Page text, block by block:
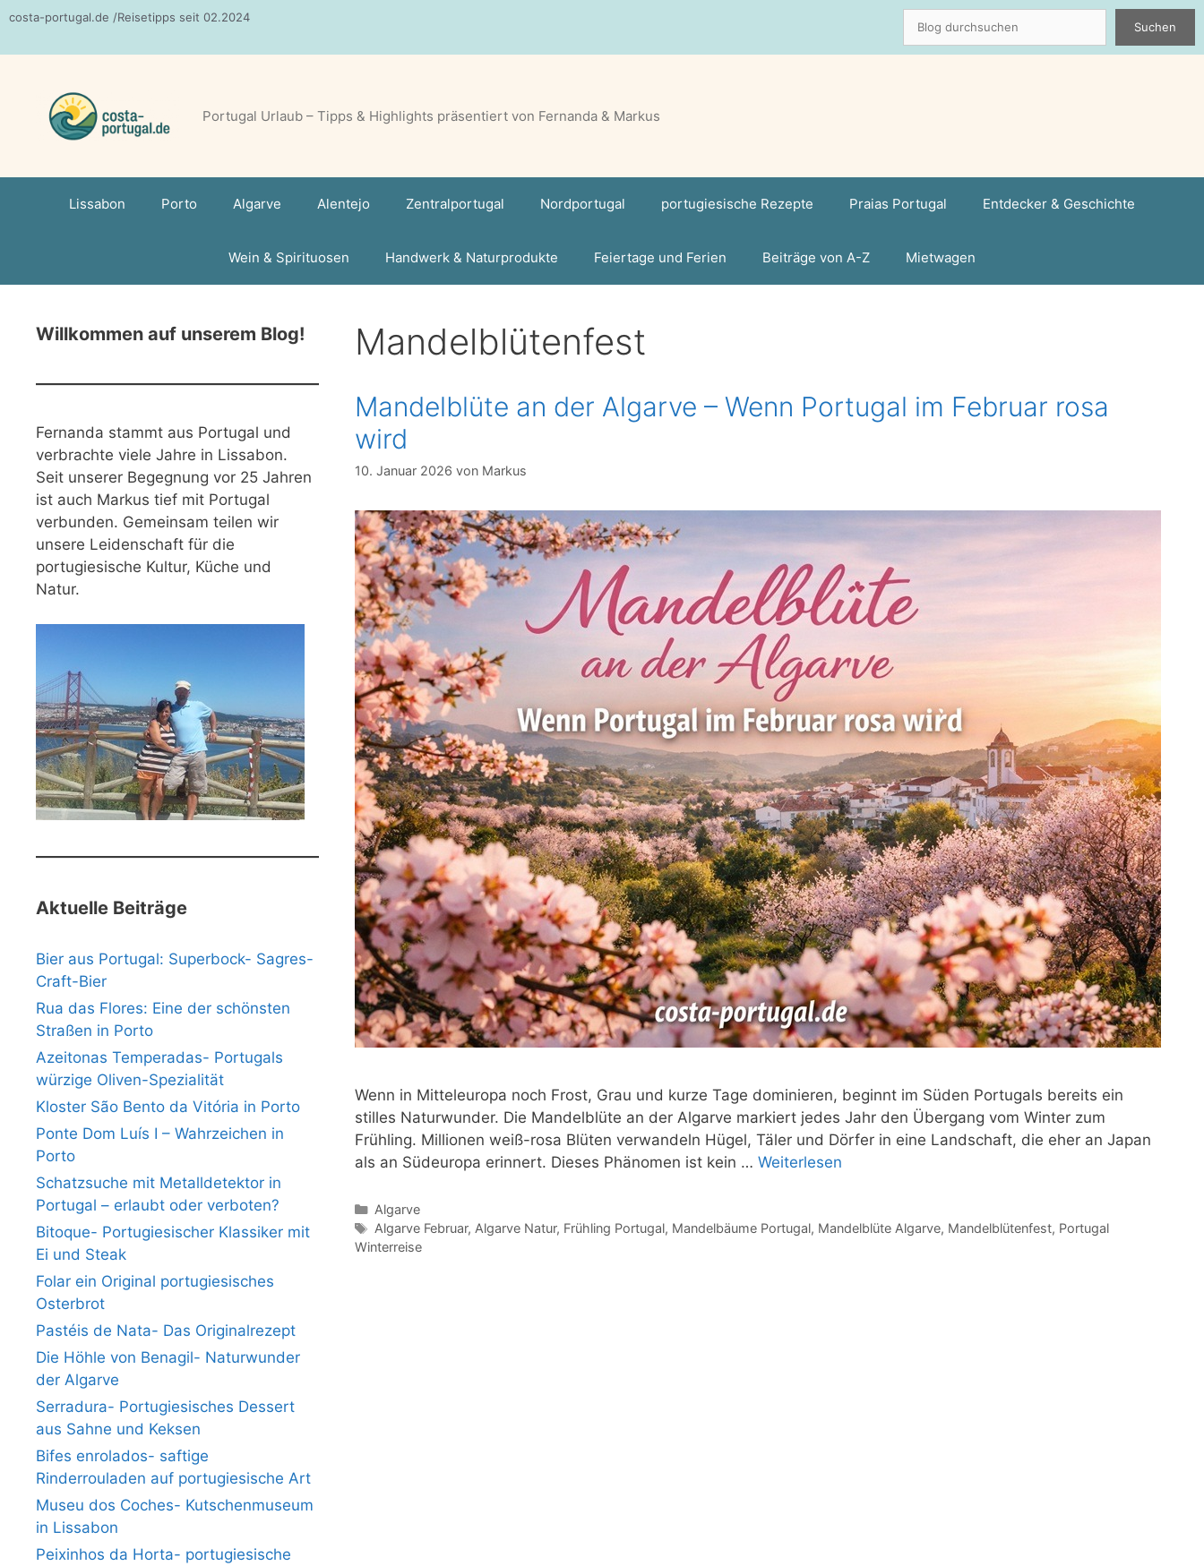
Zum
springen
costa-portugal.de /Reisetipps seit 02.2024
Suchen
Portugal Urlaub – Tipps & Highlights präsentiert von Fernanda & Markus
Lissabon Porto Algarve Alentejo Zentralportugal Nordportugal portugiesische Rezepte Praias Portugal Entdecker & Geschichte
Wein & Spirituosen Handwerk & Naturprodukte Feiertage und Ferien Beiträge von A-Z Mietwagen
Mandelblütenfest
Mandelblüte an der Algarve – Wenn Portugal im Februar rosa
wird
10. Januar 2026 von Markus
Wenn in Mitteleuropa noch Frost, Grau und kurze Tage dominieren, beginnt im Süden Portugals bereits ein
stilles Naturwunder. Die Mandelblüte an der Algarve markiert jedes Jahr den Übergang vom Winter zum
Frühling. Millionen weiß-rosa Blüten verwandeln Hügel, Täler und Dörfer in eine Landschaft, die eher an Japan
als an Südeuropa erinnert. Dieses Phänomen ist kein … Weiterlesen
Kategorien
Algarve
Schlagwörter
Algarve Februar, Algarve Natur, Frühling Portugal, Mandelbäume Portugal, Mandelblüte Algarve, Mandelblütenfest, Portugal
Winterreise
Willkommen auf unserem Blog!
Fernanda stammt aus Portugal und
verbrachte viele Jahre in Lissabon.
Seit unserer Begegnung vor 25 Jahren
ist auch Markus tief mit Portugal
verbunden. Gemeinsam teilen wir
unsere Leidenschaft für die
portugiesische Kultur, Küche und
Natur.
Aktuelle Beiträge
Bier aus Portugal: Superbock- Sagres-
Craft-Bier
Rua das Flores: Eine der schönsten
Straßen in Porto
Azeitonas Temperadas- Portugals
würzige Oliven-Spezialität
Kloster São Bento da Vitória in Porto
Ponte Dom Luís I – Wahrzeichen in
Porto
Schatzsuche mit Metalldetektor in
Portugal – erlaubt oder verboten?
Bitoque- Portugiesischer Klassiker mit
Ei und Steak
Folar ein Original portugiesisches
Osterbrot
Pastéis de Nata- Das Originalrezept
Die Höhle von Benagil- Naturwunder
der Algarve
Serradura- Portugiesisches Dessert
aus Sahne und Keksen
Bifes enrolados- saftige
Rinderrouladen auf portugiesische Art
Museu dos Coches- Kutschenmuseum
in Lissabon
Peixinhos da Horta- portugiesische